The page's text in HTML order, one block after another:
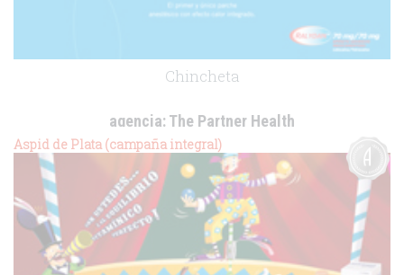
Chincheta
agencia:The Partner Health
cliente:Grupo Uriach
Aspid de Plata (campaña integral)